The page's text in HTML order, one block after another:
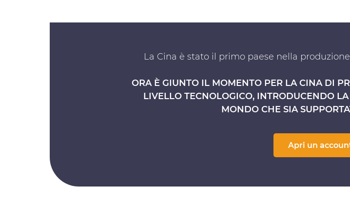
La Cina è stato il primo paese nella
ORA È GIUNTO IL MOMENTO PER LA CINA DI
LIVELLO TECNOLOGICO, INTRODUCENDO
MONDO CHE SIA
Apri un